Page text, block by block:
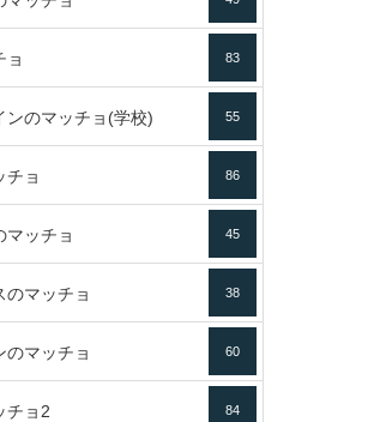
ョ 83
ンのマッチョ(学校) 55
チョ 86
マッチョ 45
のマッチョ 38
のマッチョ 60
チョ2 84